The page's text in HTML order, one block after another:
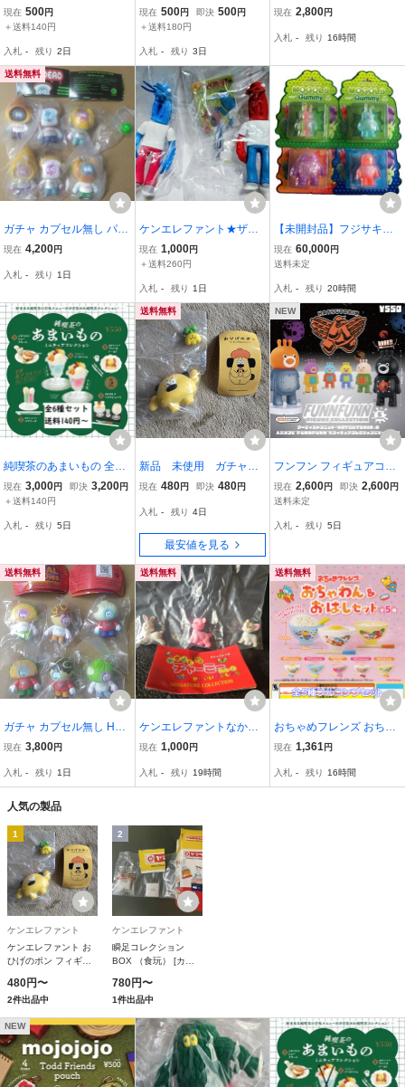
ニチュアコレクション
アンプ［A-817］ケンエ
現在 500円
＋送料140円
入札 - 残り 2日
ケンエレファント カラ
ビナ付きマスコット フ
ル
現在 500円 即決 500円
＋送料180円
入札 - 残り 3日
リンクvol.4 ウルトラニュ
フルコンプセット】 SAK
トイ KK.108574
現在 2,800円
入札 - 残り 16時間
送料無料
ガチャ カプセル無し パン
デッド フィギュアコレク
+ KT イースト1個 HUMA
ッサン コロネン
現在 4,200円
入札 - 残り 1日
ケンエレファント★ザリ
ガニボーイズ フィギュア
コレクション【スーパー
ト 袋未開封 情熱PRODU
CT
現在 1,000円
＋送料260円
入札 - 残り 1日
【未開封品】フジサキタ
クマ MOGOLS Gummy 4
点セット フィギュア ソフ
現在 60,000円
送料未定
入札 - 残り 20時間
純喫茶のあまいもの 全6
種セット ガチャ フィギュ
ア 喫茶ジュリアン ペアソ
フェ ピーチ(桃) ソーダ
現在 3,000円 即決 3,200円
＋送料140円
入札 - 残り 5日
送料無料
新品 未使用 ガチャガ
チャ おひげのポン フィ
にぎりポンちゃん+ロドリ
ゲス(きいろ)
現在 480円 即決 480円
入札 - 残り 4日
最安値を見る
NEW
フンフン フィギュアコレ
クション BOX版 全6種 セ
ット ケンエレファント F
N 内袋未開封
現在 2,600円 即決 2,600円
送料未定
入札 - 残り 5日
送料無料
ガチャ カプセル無し Hum
an Robot Local FooDies
フィギュア コレクション
現在 3,800円
入札 - 残り 1日
送料無料
ケンエレファントなかよ
しチャーミーちゃんとか
ュアコレクション 3種セ
現在 1,000円
入札 - 残り 19時間
送料無料
おちゃめフレンズ おちゃ
わん＆おはしセット ウル
【全５種フルコンプセッ
現在 1,361円
入札 - 残り 16時間
人気の製品
1
ケンエレファント
ケンエレファント お
ひげのポン フィギュ
Vol.2：BOX 《12個
入》
480円〜
2件出品中
2
ケンエレファント
瞬足コレクション
BOX （食玩） [カバ
780円〜
1件出品中
NEW